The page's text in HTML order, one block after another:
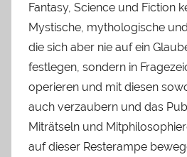
Fantasy, Science und Fiction
Mystische, mythologische
die sich aber nie auf ein
festlegen, sondern in
operieren und mit diesen
auch verzaubern und das
Miträtseln und
auf dieser Resterampe